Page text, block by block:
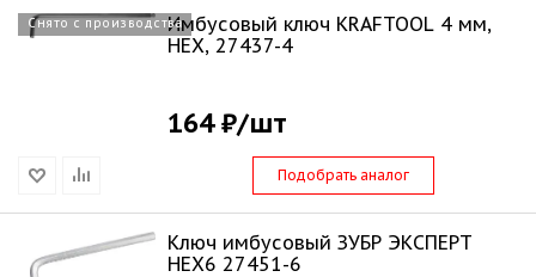
Снято с производстваИмбусовый ключ KRAFTOOL 4 мм,
HEX, 27437-4
164 ₽/шт
Подобрать аналог
Ключ имбусовый ЗУБР ЭКСПЕРТ
НЕХ6 27451-6